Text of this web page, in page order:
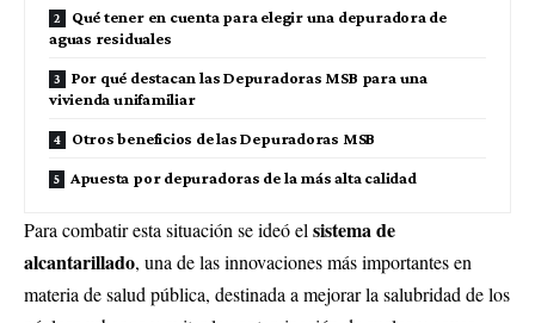
Qué tener en cuenta para elegir una depuradora de
aguas residuales
Por qué destacan las Depuradoras MSB para una
vivienda unifamiliar
Otros beneficios de las Depuradoras MSB
Apuesta por depuradoras de la más alta calidad
Para combatir esta situación se ideó el sistema de
alcantarillado, una de las innovaciones más importantes en
materia de salud pública, destinada a mejorar la salubridad de los